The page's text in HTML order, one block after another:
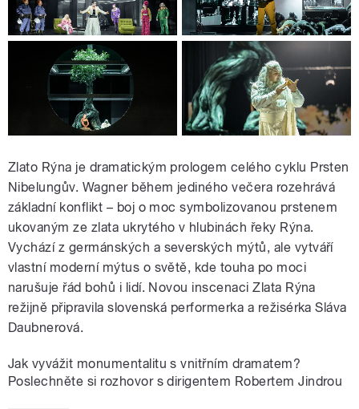
Zlato Rýna je dramatickým prologem celého cyklu Prsten
Nibelungův. Wagner během jediného večera rozehrává
základní konflikt – boj o moc symbolizovanou prstenem
ukovaným ze zlata ukrytého v hlubinách řeky Rýna.
Vychází z germánských a severských mýtů, ale vytváří
vlastní moderní mýtus o světě, kde touha po moci
narušuje řád bohů i lidí. Novou inscenaci Zlata Rýna
režijně připravila slovenská performerka a režisérka Sláva
Daubnerová.
Jak vyvážit monumentalitu s vnitřním dramatem?
Poslechněte si rozhovor s dirigentem Robertem Jindrou